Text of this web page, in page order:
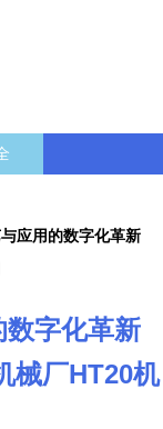
应用的数字化革新
字化革新
厂HT20机